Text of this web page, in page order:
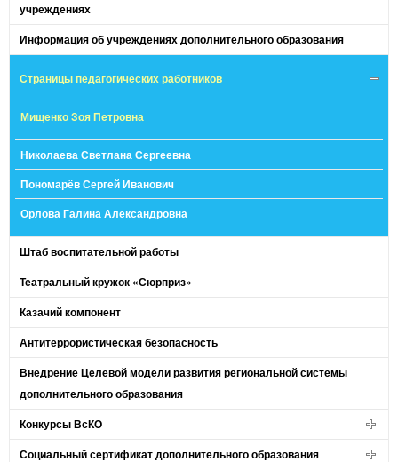
учреждениях
Информация об учреждениях дополнительного образования
Страницы педагогических работников
Мищенко Зоя Петровна
Николаева Светлана Сергеевна
Пономарёв Сергей Иванович
Орлова Галина Александровна
Штаб воспитательной работы
Театральный кружок «Сюрприз»
Казачий компонент
Антитеррористическая безопасность
Внедрение Целевой модели развития региональной системы
дополнительного образования
Конкурсы ВсКО
Социальный сертификат дополнительного образования